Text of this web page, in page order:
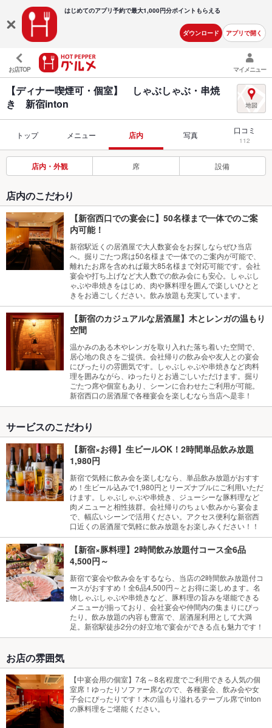
はじめてのアプリ予約で最大1,000円分ポイントもらえる
ダウンロード アプリで開く
お店TOP マイメニュー
【ディナー喫煙可・個室】 しゃぶしゃぶ・串焼
き 新宿inton
トップ メニュー 店内 写真 口コミ
112
店内・外観 席 設備
店内のこだわり
【新宿西口での宴会に】50名様まで一体でのご案
内可能！
新宿駅近くの居酒屋で大人数宴会をお探しならぜひ当店
へ。掘りごたつ席は50名様まで一体でのご案内が可能で、
離れたお席を含めれば最大85名様まで対応可能です。会社
宴会や打ち上げなど大人数での飲み会にも安心。しゃぶし
ゃぶや串焼きをはじめ、肉や豚料理を囲んで楽しいひとと
きをお過ごしください。飲み放題も充実しています。
【新宿のカジュアルな居酒屋】木とレンガの温もり
空間
温かみのある木やレンガを取り入れた落ち着いた空間で、
居心地の良さをご提供。会社帰りの飲み会や友人との宴会
にぴったりの雰囲気です。しゃぶしゃぶや串焼きなど肉料
理を囲みながら、ゆったりとお過ごしいただけます。掘り
ごたつ席や個室もあり、シーンに合わせたご利用が可能。
新宿西口の居酒屋で各種宴会を楽しむなら当店へ是非！
サービスのこだわり
【新宿×お得】生ビールOK！2時間単品飲み放題
1,980円
新宿で気軽に飲み会を楽しむなら、単品飲み放題がおすす
め！生ビール込みで1,980円とリーズナブルにご利用いただ
けます。しゃぶしゃぶや串焼き、ジューシーな豚料理など
肉メニューと相性抜群。会社帰りのちょい飲みから宴会ま
で、幅広いシーンで活用ください。アクセス便利な新宿西
口近くの居酒屋で気軽に飲み放題をお楽しみください！！
【新宿×豚料理】2時間飲み放題付コース全6品
4,500円～
新宿で宴会や飲み会をするなら、当店の2時間飲み放題付コ
ースがおすすめ！全6品4,500円～とお得に楽しめます。名
物しゃぶしゃぶや串焼きなど、豚料理の旨みを堪能できる
メニューが揃っており、会社宴会や仲間内の集まりにぴっ
たり。飲み放題の内容も豊富で、居酒屋利用として大満
足。新宿駅徒歩2分の好立地で宴会ができる点も魅力です！
お店の雰囲気
【中宴会用の個室】7名～8名程度でご利用できる人気の個
室席！ゆったりソファー席なので、各種宴会、飲み会や女
子会にぴったりです！木の温もり溢れるテーブル席でinton
の豚料理をご堪能ください。